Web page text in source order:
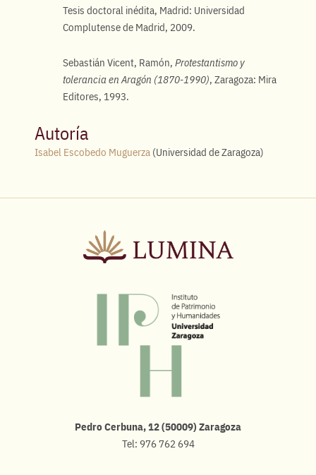
Tesis doctoral inédita, Madrid: Universidad
Complutense de Madrid, 2009.
Sebastián Vicent, Ramón, Protestantismo y
tolerancia en Aragón (1870-1990), Zaragoza: Mira
Editores, 1993.
Autoría
Isabel Escobedo Muguerza (Universidad de Zaragoza)
Pedro Cerbuna, 12 (50009) Zaragoza
Tel: 976 762 694